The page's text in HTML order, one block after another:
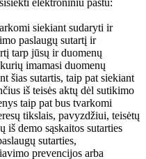
elektroniniu paštu:
siekiant sudaryti ir
paslaugų sutartį ir
tarp jūsų ir duomenų
imamasi duomenų
šias sutartis, taip pat siekiant
iš teisės aktų dėl sutikimo
taip pat bus tvarkomi
tikslais, pavyzdžiui, teisėtų
demo sąskaitos sutarties
sutarties,
prevencijos arba